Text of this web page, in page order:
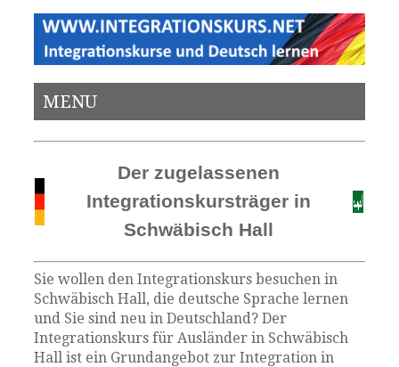
MENU
Der zugelassenen
Integrationskursträger in
Schwäbisch Hall
Sie wollen den Integrationskurs besuchen in
Schwäbisch Hall, die deutsche Sprache lernen
und Sie sind neu in Deutschland? Der
Integrationskurs für Ausländer in Schwäbisch
Hall ist ein Grundangebot zur Integration in